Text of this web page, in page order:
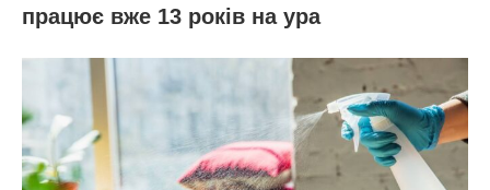
працює вже 13 років на ура